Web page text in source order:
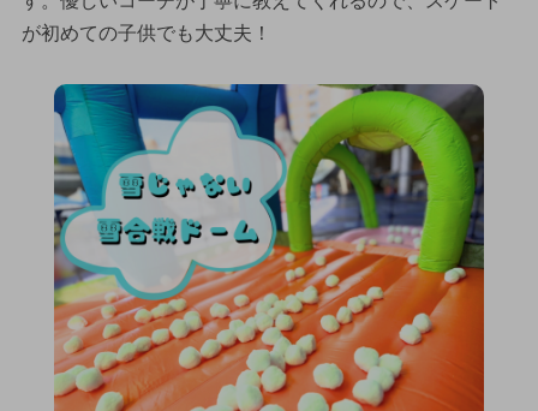
が初めての子供でも大丈夫！